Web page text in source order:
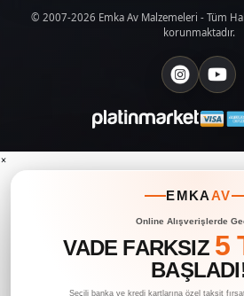
© 2007-2026 Emka Av Malzemeleri - Tüm
korunmaktadır.
×
EMKAAV
Online Alışverişlerde
VADE FARKSIZ 5
Seçili banka ve kredi kartlarına özel taksit